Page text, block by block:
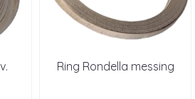
Ring Rondella messing